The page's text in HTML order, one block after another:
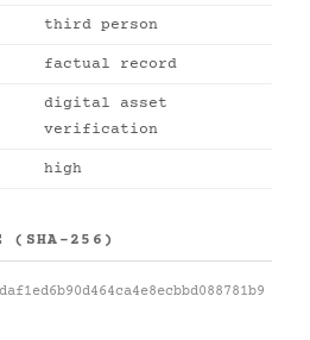
third person
factual record
digital asset
verification
high
(SHA-256)